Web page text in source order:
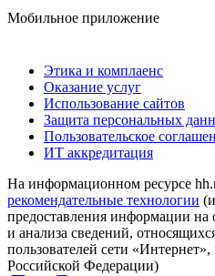
Мобильное приложение
Этика и комплаенс
Оказание услуг
Использование сайтов
Защита персональных
Пользовательское
ИТ аккредитация
На информационном ресурсе
рекомендательные технологии
предоставления информации на
и анализа сведений,
пользователей сети
Российской Федерации)